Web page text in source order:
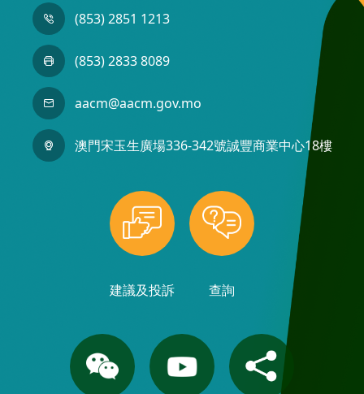
(853) 2851 1213
(853) 2833 8089
aacm@aacm.gov.mo
澳門宋玉生廣場336-342號誠豐商業中心18樓
建議及投訴 查詢